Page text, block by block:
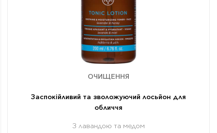
ОЧИЩЕННЯ
Заспокійливий та зволожуючий лосьйон для
обличчя
З лавандою та медом